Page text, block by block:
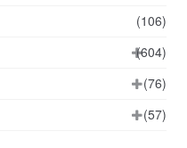
(106)
(604)
(76)
(57)